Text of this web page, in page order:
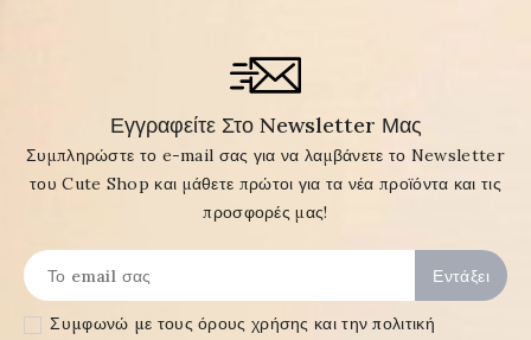
Εγγραφείτε Στο Newsletter Μας
Συμπληρώστε το e-mail σας για να λαμβάνετε το Newsletter
του Cute Shop και μάθετε πρώτοι για τα νέα προϊόντα και τις
προσφορές μας!
Συμφωνώ με τουςόρους χρήσης και την πολιτική